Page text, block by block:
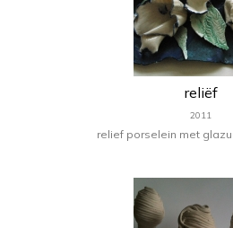
reliëf
2011
relief porselein met